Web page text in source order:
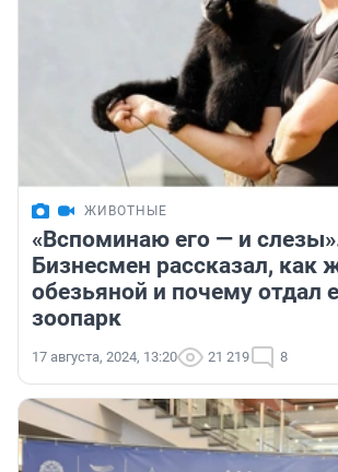
ЖИВОТНЫЕ
«Вспоминаю его — и
Бизнесмен рассказал, как
обезьяной и почему отдал
зоопарк
17 августа, 2024, 13:20 21 219 8